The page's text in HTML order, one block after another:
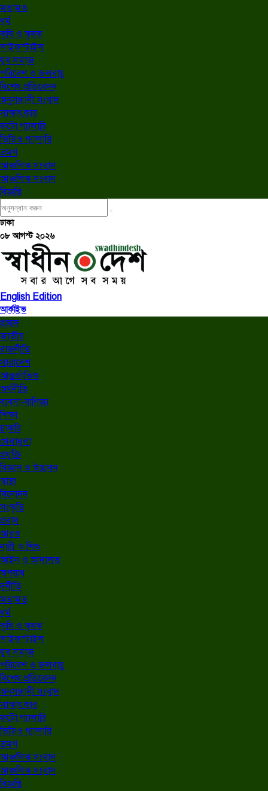
মতামত
ধর্ম
কৃষি ও কৃষক
লাইফস্টাইল
যুব সমাজ
পরিবেশ ও জলবায়ু
বিশেষ প্রতিবেদন
অনুসন্ধানী সংবাদ
সাক্ষাৎকার
ফটো গ্যালারি
ভিডিও গ্যালারি
ভ্রমণ
আঞ্চলিক সংবাদ
আঞ্চলিক সংবাদ
বিজ্ঞপ্তি
ঢাকা
০৮ আগস্ট ২০২৬
English Edition
আর্কাইভ
প্রচ্ছদ
জাতীয়
রাজনীতি
সারাদেশ
আন্তর্জাতিক
অর্থনীতি
ব্যবসা-বাণিজ্য
শিক্ষা
চাকরি
খেলাধুলা
প্রযুক্তি
বিজ্ঞান ও উদ্ভাবন
স্বাস্থ্য
বিনোদন
সংস্কৃতি
প্রবাস
আরও
নারী ও শিশু
আইন ও আদালত
অপরাধ
দুর্নীতি
মতামত
ধর্ম
কৃষি ও কৃষক
লাইফস্টাইল
যুব সমাজ
পরিবেশ ও জলবায়ু
বিশেষ প্রতিবেদন
অনুসন্ধানী সংবাদ
সাক্ষাৎকার
ফটো গ্যালারি
ভিডিও গ্যালারি
ভ্রমণ
আঞ্চলিক সংবাদ
আঞ্চলিক সংবাদ
বিজ্ঞপ্তি